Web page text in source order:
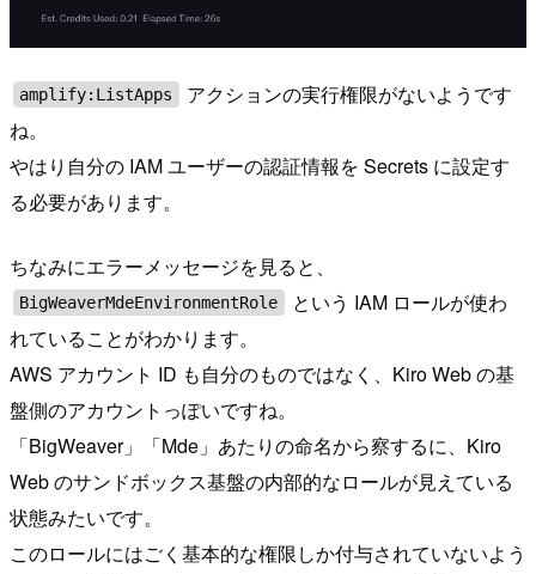
amplify:ListApps
アクションの実行権限がないようです
ね。
やはり自分の IAM ユーザーの認証情報を Secrets に設定す
る必要があります。
ちなみにエラーメッセージを見ると、
BigWeaverMdeEnvironmentRole
という IAM ロールが使わ
れていることがわかります。
AWS アカウント ID も自分のものではなく、Kiro Web の基
盤側のアカウントっぽいですね。
「BigWeaver」「Mde」あたりの命名から察するに、Kiro
Web のサンドボックス基盤の内部的なロールが見えている
状態みたいです。
このロールにはごく基本的な権限しか付与されていないよう